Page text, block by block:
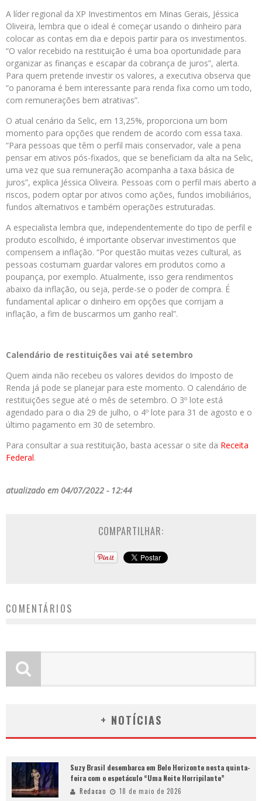
A líder regional da XP Investimentos em Minas Gerais, Jéssica
Oliveira, lembra que o ideal é começar usando o dinheiro para
colocar as contas em dia e depois partir para os investimentos.
“O valor recebido na restituição é uma boa oportunidade para
organizar as finanças e escapar da cobrança de juros”, alerta.
Para quem pretende investir os valores, a executiva observa que
“o panorama é bem interessante para renda fixa como um todo,
com remunerações bem atrativas”.
O atual cenário da Selic, em 13,25%, proporciona um bom
momento para opções que rendem de acordo com essa taxa.
“Para pessoas que têm o perfil mais conservador, vale a pena
pensar em ativos pós-fixados, que se beneficiam da alta na Selic,
uma vez que sua remuneração acompanha a taxa básica de
juros”, explica Jéssica Oliveira. Pessoas com o perfil mais aberto a
riscos, podem optar por ativos como ações, fundos imobiliários,
fundos alternativos e também operações estruturadas.
A especialista lembra que, independentemente do tipo de perfil e
produto escolhido, é importante observar investimentos que
compensem a inflação. “Por questão muitas vezes cultural, as
pessoas costumam guardar valores em produtos como a
poupança, por exemplo. Atualmente, isso gera rendimentos
abaixo da inflação, ou seja, perde-se o poder de compra. É
fundamental aplicar o dinheiro em opções que corrijam a
inflação, a fim de buscarmos um ganho real”.
Calendário de restituições vai até setembro
Quem ainda não recebeu os valores devidos do Imposto de
Renda já pode se planejar para este momento. O calendário de
restituições segue até o mês de setembro. O 3º lote está
agendado para o dia 29 de julho, o 4º lote para 31 de agosto e o
último pagamento em 30 de setembro.
Para consultar a sua restituição, basta acessar o site da Receita
Federal.
atualizado em 04/07/2022 - 12:44
COMPARTILHAR:
COMENTÁRIOS
+ NOTÍCIAS
Suzy Brasil desembarca em Belo Horizonte nesta quinta-
feira com o espetáculo “Uma Noite Horripilante”
Redacao 18 de maio de 2026